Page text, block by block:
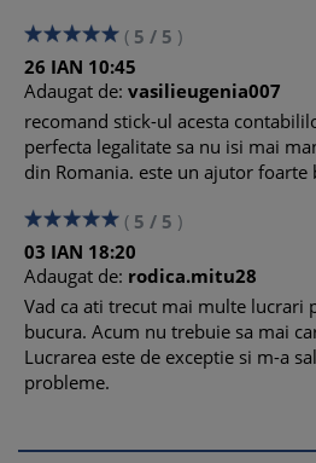
( 5 / 5 )
26 IAN 10:45
Adaugat de: vasilieugenia007
recomand stick-ul acesta
perfecta legalitate sa nu isi mai
din Romania. este un ajutor foarte
( 5 / 5 )
03 IAN 18:20
Adaugat de: rodica.mitu28
Vad ca ati trecut mai multe lucrari
bucura. Acum nu trebuie sa mai
Lucrarea este de exceptie si m-a
probleme.